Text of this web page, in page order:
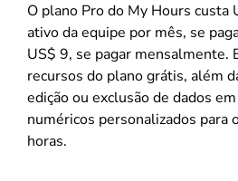
O plano Pro do My Hours custa
ativo da equipe por mês, se
US$ 9, se pagar mensalmente.
recursos do plano grátis, além
edição ou exclusão de dados
numéricos personalizados para
horas.